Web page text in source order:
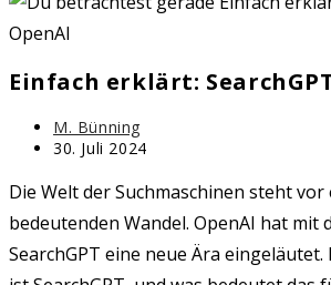
durchsuchen
Einfach erklärt:
Beitrags-
Autor:
M. Bünning
Beitrag
geändert
30. Juli 2024
Die Welt der Suchmaschinen steht vor
bedeutenden Wandel. OpenAI hat mit
SearchGPT eine neue Ära eingeläutet.